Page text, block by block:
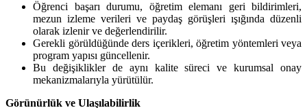
Öğrenci başarı durumu, öğretim elemanı geri bildirimleri,
mezun izleme verileri ve paydaş görüşleri ışığında düzenli
olarak izlenir ve değerlendirilir.
Gerekli görüldüğünde ders içerikleri, öğretim yöntemleri veya
program yapısı güncellenir.
Bu değişiklikler de aynı kalite süreci ve kurumsal onay
mekanizmalarıyla yürütülür.
Görünürlük ve Ulaşılabilirlik